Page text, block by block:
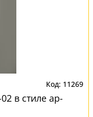
11269
в стиле ар-